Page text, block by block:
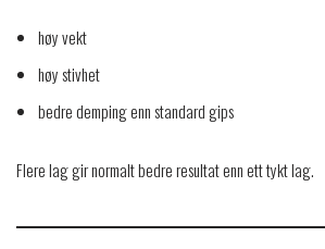
høy vekt
høy stivhet
bedre demping enn standard gips
Flere lag gir normalt bedre resultat enn ett tykt lag.